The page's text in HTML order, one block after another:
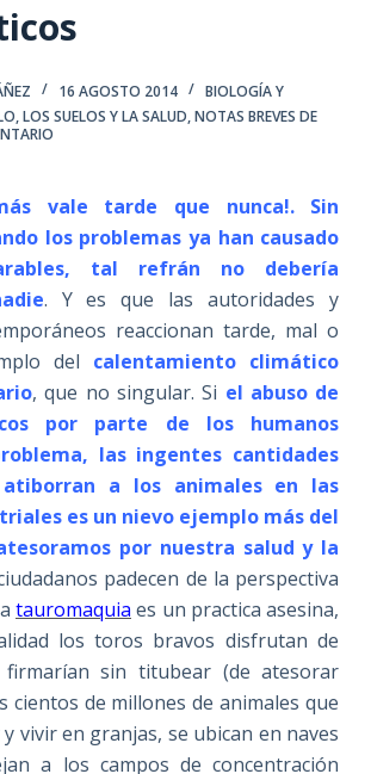
16 AGOSTO 2014
BIOLOGÍA Y
,LOS SUELOS Y LA SALUD,NOTAS BREVES DE
vale tarde que nunca!. Sin
los problemas ya han causado
tal refrán no debería
. Y es que las autoridades y
reaccionan tarde, mal o
del calentamiento climático
, que no singular. Si el abuso de
por parte de los humanos
blema, las ingentes cantidades
a los animales en las
es un nievo ejemplo más del
por nuestra salud y la
padecen de la perspectiva
tauromaquia es un practica asesina,
los toros bravos disfrutan de
sin titubear (de atesorar
cientos de millones de animales que
vivir en granjas, se ubican en naves
a los campos de concentración